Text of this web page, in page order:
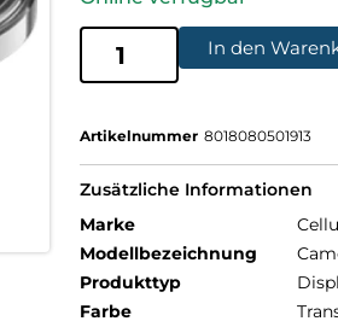
In den
Artikelnummer 8018080501913
Zusätzliche Informationen
Marke
Modellbezeichnung
Produkttyp
Farbe